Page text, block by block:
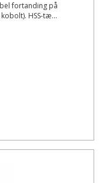
fortanding på
HSS-tæ...